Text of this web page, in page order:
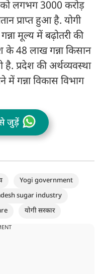
को लगभग 3000 करोड़
प्राप्त हुआ है. योगी
मूल्य में बढ़ोतरी की
48 लाख गन्ना किसान
है. प्रदेश की अर्थव्यवस्था
गन्ना विकास विभाग
जुड़ें
Yogi government
sugar industry
योगी सरकार